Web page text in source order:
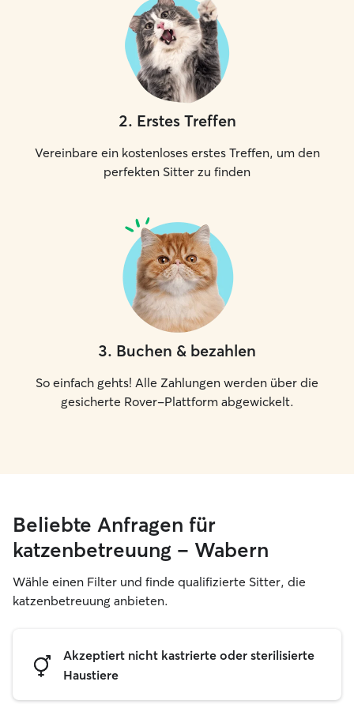
2. Erstes Treffen
Vereinbare ein kostenloses erstes Treffen, um den
perfekten Sitter zu finden
3. Buchen & bezahlen
So einfach gehts! Alle Zahlungen werden über die
gesicherte Rover-Plattform abgewickelt.
Beliebte Anfragen für
katzenbetreuung – Wabern
Wähle einen Filter und finde qualifizierte Sitter, die
katzenbetreuung anbieten.
Akzeptiert nicht kastrierte oder sterilisierte
Haustiere